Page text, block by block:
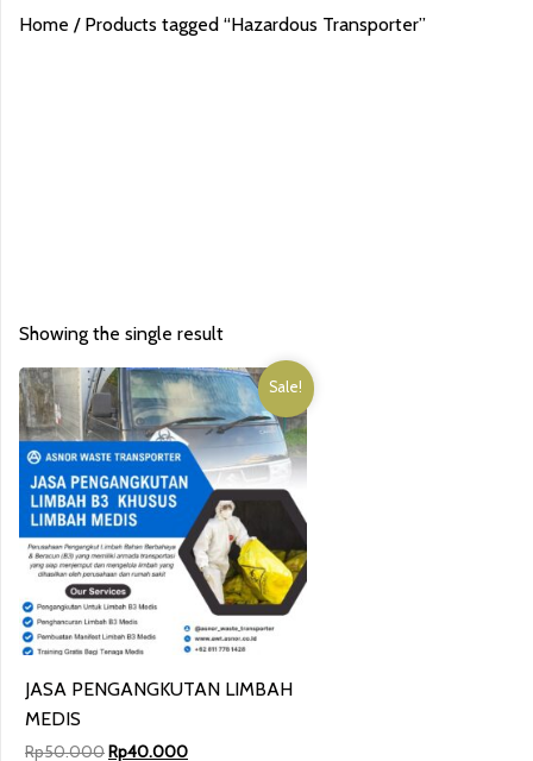
Home / Products tagged “Hazardous Transporter”
Showing the single result
Sale!
JASA PENGANGKUTAN LIMBAH
MEDIS
Rp50.000Original
Rp40.000Current